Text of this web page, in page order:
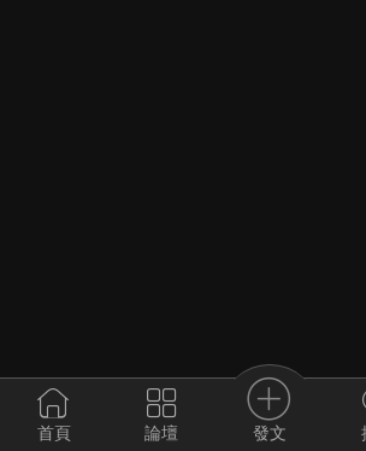
首頁 論壇 發文